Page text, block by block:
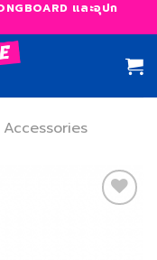
และอุปก
Accessories